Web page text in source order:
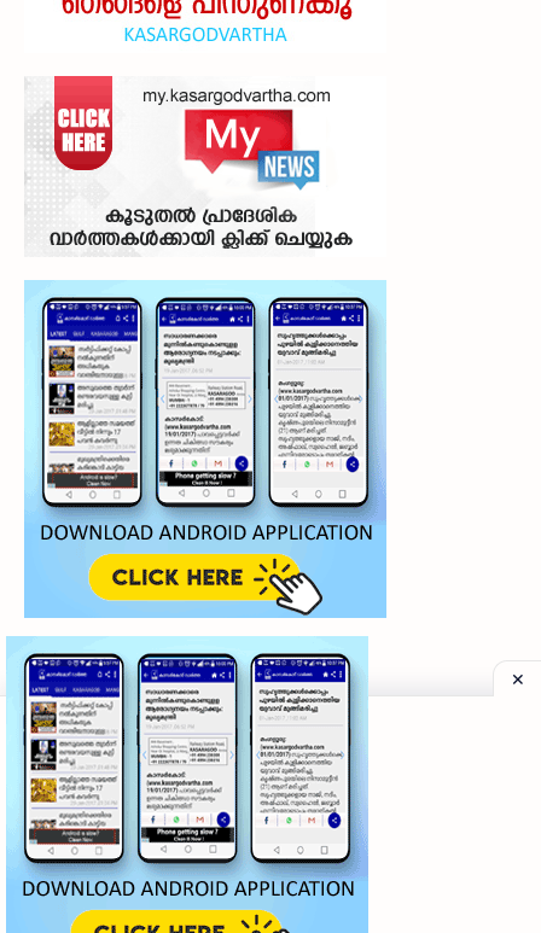
©2026‧My Kasaragod Vartha | LATEST KASARAGOD
Privacy Policy
Grievance Redressal